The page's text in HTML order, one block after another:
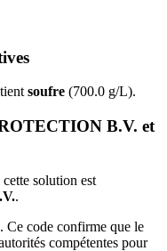
soufre (700.0 g/L).
B.V. et
solution est
.
. Ce code confirme que le
compétentes pour